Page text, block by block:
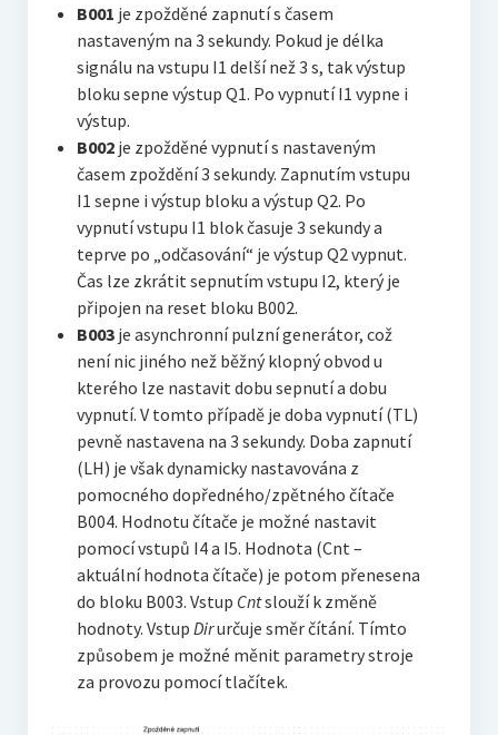
B001 je zpožděné zapnutí s časem
nastaveným na 3 sekundy. Pokud je délka
signálu na vstupu I1 delší než 3 s, tak výstup
bloku sepne výstup Q1. Po vypnutí I1 vypne i
výstup.
B002je zpožděné vypnutí s nastaveným
časem zpoždění 3 sekundy. Zapnutím vstupu
I1 sepne i výstup bloku a výstup Q2. Po
vypnutí vstupu I1 blok časuje 3 sekundy a
teprve po „odčasování“ je výstup Q2 vypnut.
Čas lze zkrátit sepnutím vstupu I2, který je
připojen na reset bloku B002.
B003je asynchronní pulzní generátor, což
není nic jiného než běžný klopný obvod u
kterého lze nastavit dobu sepnutí a dobu
vypnutí. V tomto případě je doba vypnutí (TL)
pevně nastavena na 3 sekundy. Doba zapnutí
(LH) je však dynamicky nastavována z
pomocného dopředného/zpětného čítače
B004. Hodnotu čítače je možné nastavit
pomocí vstupů I4 a I5. Hodnota (Cnt –
aktuální hodnota čítače) je potom přenesena
do bloku B003. Vstup Cntslouží k změně
hodnoty. Vstup Dirurčuje směr čítání. Tímto
způsobem je možné měnit parametry stroje
za provozu pomocí tlačítek.